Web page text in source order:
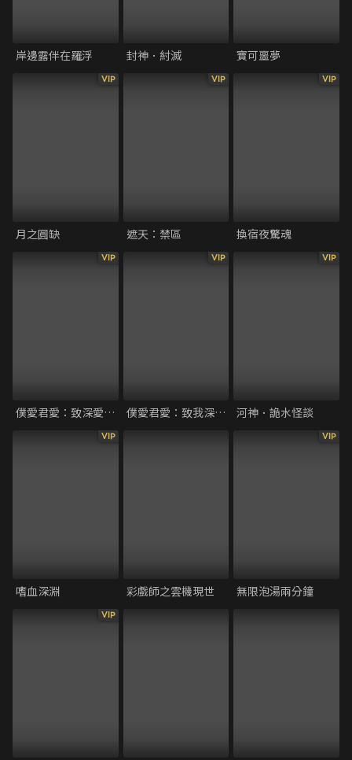
岸邊露伴在羅浮 封神．紂滅 寶可噩夢
VIP
月之圓缺
VIP
遮天：禁區
VIP
換宿夜驚魂
VIP
僕愛君愛：致深愛妳的那個我
VIP
僕愛君愛：致我深愛的每個妳
VIP
河神．詭水怪談
VIP
嗜血深淵 彩戲師之雲機現世
VIP
無限泡湯兩分鐘
VIP